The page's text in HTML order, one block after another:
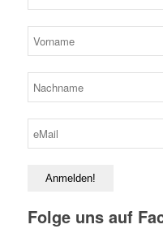
Folge uns auf